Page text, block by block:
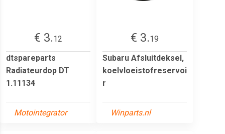
€ 3.12
dtspareparts
Radiateurdop DT
1.11134
Motointegrator
€ 3.19
Subaru Afsluitdeksel,
koelvloeistofreservoi
r
Winparts.nl